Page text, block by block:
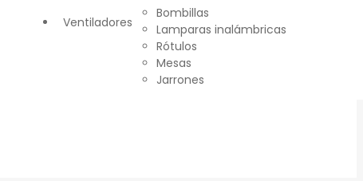
Ventiladores
Bombillas
Lamparas inalámbricas
Rótulos
Mesas
Jarrones